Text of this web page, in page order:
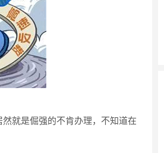
就是倔强的不肯办理，不知道在